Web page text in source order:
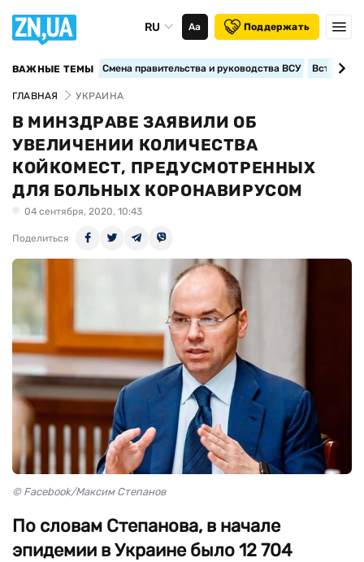
RU Аа Поддержать
ВАЖНЫЕ ТЕМЫ Смена правительства и руководства ВСУ
ГЛАВНАЯ УКРАИНА
В МИНЗДРАВЕ ЗАЯВИЛИ ОБ
УВЕЛИЧЕНИИ КОЛИЧЕСТВА
КОЙКОМЕСТ, ПРЕДУСМОТРЕННЫХ
ДЛЯ БОЛЬНЫХ КОРОНАВИРУСОМ
04 сентября, 2020, 10:43
Поделиться
© Facebook/Максим Степанов
По словам Степанова, в начале
эпидемии в Украине было 12 704